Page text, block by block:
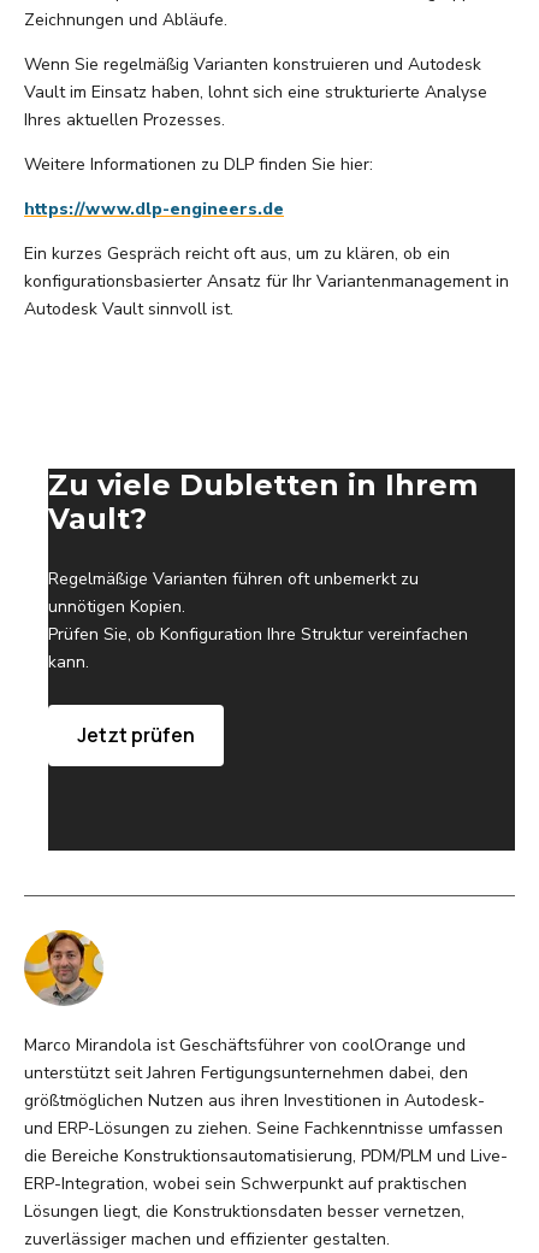
Zeichnungen und Abläufe.
Wenn Sie regelmäßig Varianten konstruieren und Autodesk
Vault im Einsatz haben, lohnt sich eine strukturierte Analyse
Ihres aktuellen Prozesses.
Weitere Informationen zu DLP finden Sie hier:
https://www.dlp-engineers.de
Ein kurzes Gespräch reicht oft aus, um zu klären, ob ein
konfigurationsbasierter Ansatz für Ihr Variantenmanagement in
Autodesk Vault sinnvoll ist.
Zu viele Dubletten in Ihrem
Vault?
Regelmäßige Varianten führen oft unbemerkt zu
unnötigen Kopien.
Prüfen Sie, ob Konfiguration Ihre Struktur vereinfachen
kann.
Jetzt prüfen
Marco Mirandola ist Geschäftsführer von coolOrange und
unterstützt seit Jahren Fertigungsunternehmen dabei, den
größtmöglichen Nutzen aus ihren Investitionen in Autodesk-
und ERP-Lösungen zu ziehen. Seine Fachkenntnisse umfassen
die Bereiche Konstruktionsautomatisierung, PDM/PLM und Live-
ERP-Integration, wobei sein Schwerpunkt auf praktischen
Lösungen liegt, die Konstruktionsdaten besser vernetzen,
zuverlässiger machen und effizienter gestalten.